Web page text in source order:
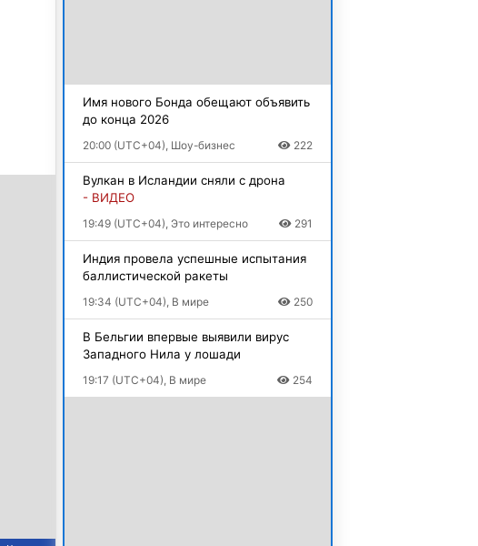
Имя нового Бонда обещают объявить
до конца 2026
20:00 (UTC+04), Шоу-бизнес 222
Вулкан в Исландии сняли с дрона
- ВИДЕО
19:49 (UTC+04), Это интересно 291
Индия провела успешные испытания
баллистической ракеты
19:34 (UTC+04), В мире 250
В Бельгии впервые выявили вирус
Западного Нила у лошади
19:17 (UTC+04), В мире 254